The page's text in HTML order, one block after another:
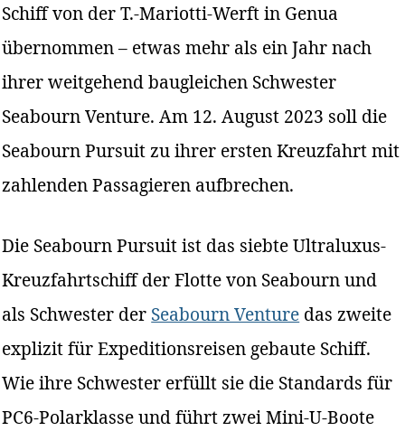
Schiff von der T.-Mariotti-Werft in Genua
übernommen – etwas mehr als ein Jahr nach
ihrer weitgehend baugleichen Schwester
Seabourn Venture. Am 12. August 2023 soll die
Seabourn Pursuit zu ihrer ersten Kreuzfahrt mit
zahlenden Passagieren aufbrechen.
Die Seabourn Pursuit ist das siebte Ultraluxus-
Kreuzfahrtschiff der Flotte von Seabourn und
als Schwester der Seabourn Venture das zweite
explizit für Expeditionsreisen gebaute Schiff.
Wie ihre Schwester erfüllt sie die Standards für
PC6-Polarklasse und führt zwei Mini-U-Boote